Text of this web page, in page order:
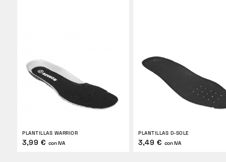
PLANTILLAS WARRIOR
3,99 € con IVA
PLANTILLAS D-SOLE
3,49 € con IVA